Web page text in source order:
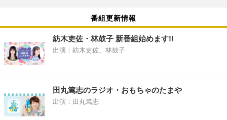
番組更新情報
紡木吏佐・林鼓子 新番組始めます!!
出演：紡木吏佐、林鼓子
田丸篤志のラジオ・おもちゃのたまや
出演：田丸篤志